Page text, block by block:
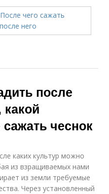
после
чеснок
каких культур можно
из взращиваемых нами
из земли требуемые
Через установленный